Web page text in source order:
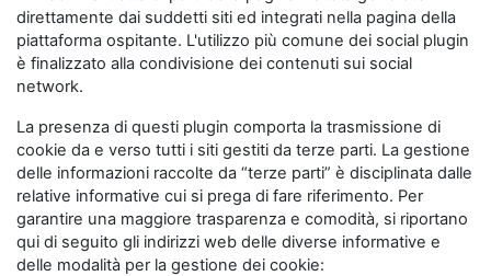
direttamente dai suddetti siti ed integrati nella pagina della
piattaforma ospitante. L'utilizzo più comune dei social plugin
è finalizzato alla condivisione dei contenuti sui social
network.
La presenza di questi plugin comporta la trasmissione di
cookie da e verso tutti i siti gestiti da terze parti. La gestione
delle informazioni raccolte da “terze parti” è disciplinata dalle
relative informative cui si prega di fare riferimento. Per
garantire una maggiore trasparenza e comodità, si riportano
qui di seguito gli indirizzi web delle diverse informative e
delle modalità per la gestione dei cookie: